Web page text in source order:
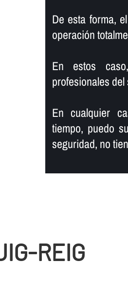
De esta forma,
operación
En estos
profesionales del
En cualquier
tiempo, puedo
seguridad, no
REIG